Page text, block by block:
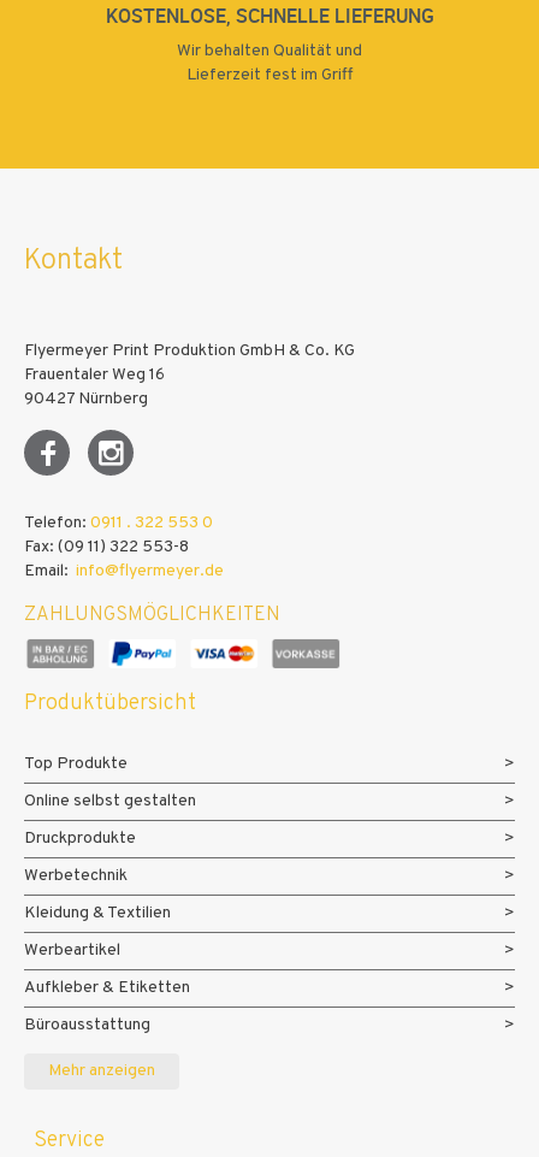
KOSTENLOSE, SCHNELLE LIEFERUNG
Wir behalten Qualität und
Lieferzeit fest im Griff
Kontakt
Flyermeyer Print Produktion GmbH & Co. KG
Frauentaler Weg 16
90427 Nürnberg
Telefon: 0911 . 322 553 0
Fax: (09 11) 322 553-8
Email: info@flyermeyer.de
ZAHLUNGSMÖGLICHKEITEN
Produktübersicht
Top Produkte
Online selbst gestalten
Druckprodukte
Werbetechnik
Kleidung & Textilien
Werbeartikel
Aufkleber & Etiketten
Büroausstattung
Messe- und Eventmaterialien
Mehr anzeigen
Service